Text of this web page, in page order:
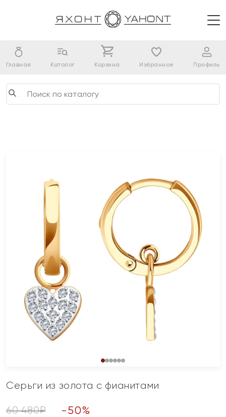
Главная Каталог Корзина Избранное Профиль
Серьги из золота с фианитами
60 480₽ -50%